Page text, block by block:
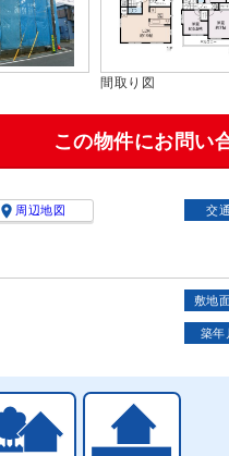
間取り図
この物件にお問い
周辺地図 交通
敷地
築年